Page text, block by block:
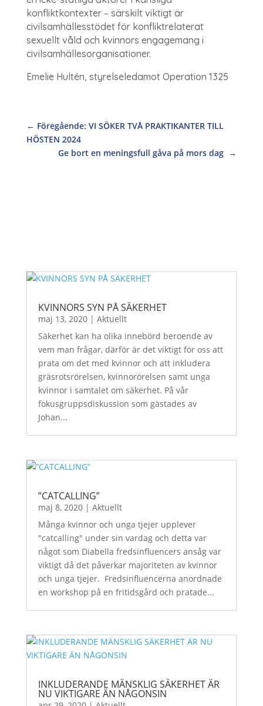
konfliktkontexter – särskilt viktigt är
civilsamhällesstödet för konfliktrelaterat
sexuellt våld och kvinnors engagemang i
civilsamhällesorganisationer.
Emelie Hultén, styrelseledamot Operation 1325
← Föregående: VI SÖKER TVÅ PRAKTIKANTER TILL
HÖSTEN 2024
Ge bort en meningsfull gåva på mors dag →
KVINNORS SYN PÅ SÄKERHET
maj 13, 2020| Aktuellt
Säkerhet kan ha olika innebörd beroende av
vem man frågar, därför är det viktigt för oss att
prata om det med kvinnor och att inkludera
gräsrotsrörelsen, kvinnorörelsen samt unga
kvinnor i samtalet om säkerhet. På vår
fokusgruppsdiskussion som gästades av
Johan...
”CATCALLING”
maj 8, 2020| Aktuellt
Många kvinnor och unga tjejer upplever
"catcalling" under sin vardag och detta var
något som Diabella fredsinfluencers ansåg var
viktigt då det påverkar majoriteten av kvinnor
och unga tjejer. Fredsinfluencerna anordnade
en workshop på en fritidsgård och pratade...
INKLUDERANDE MÄNSKLIG SÄKERHET ÄR
NU VIKTIGARE ÄN NÅGONSIN